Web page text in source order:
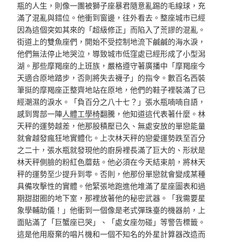
瓶的人生，則像一團被獅子座暴君隨意亂踢的毛線球，充
滿了混亂與錯位。他衝到窗邊，往外看去。整座城市已經
因為這個突如其來的「超級修正」而陷入了荒謬的混亂。
街道上的雙魚座們，開始不受控制地流下鹹鹹的海水淚，
他們無法停止地哭泣，導致城市低窪處已經形成了小型潟
湖。那些摩羯座的上班族，嚴格遵守著廣播中「摩羯座今
天適合原地踏步，否則將失去襪子」的指令。數百名西裝
筆挺的摩羯座正整齊地站在原地，他們的鞋子裡裝滿了已
經潮濕的淚水。「負百分之八十七？」張水瓶喃喃自語，
感到胃部一陣人體工學椅翻騰，他知道這代表著什麼。林
天秤的運勢越差，他那股積壓已久、無處安放的單戀能量
就會越發瘋狂地實體化。上次林天秤的戀愛運勢跌至百分
之二十，張水瓶就發現他的廚房裡長滿了巨大的、形狀是
林天秤側臉的粉紅色蘑菇。他必須在今天結束前，將林天
秤的運勢至少提升到零。否則，他那份單戀就會變成某種
具備攻擊性的實體。他緊張地跑進他堆滿了星座圖表和過
期甜甜圈的地下室，那裡放著他的秘密武器。「我需要星
象學輔助儀！」他衝到一個像是老式彈珠臺的機器前，上
面貼滿了「巨蟹座已哭」、「處女座勿碰」等警告標籤。
這是他用廢棄的唱片機和一個不知名的外星計算器改造而